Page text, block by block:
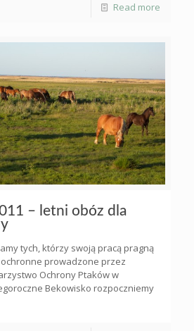
Read more
– letni obóz dla
tych, którzy swoją pracą pragną
prowadzone przez
Ochrony Ptaków w
Bekowisko rozpoczniemy